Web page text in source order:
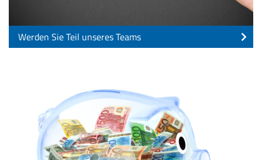
Werden Sie Teil unseres Teams